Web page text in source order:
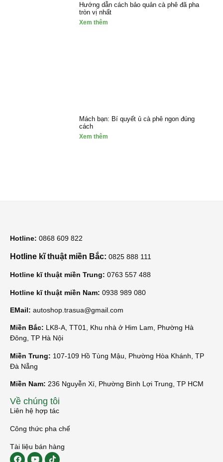
Hướng dẫn cách bảo quản cà phê đã pha
tròn vị nhất
Xem thêm
Mách bạn: Bí quyết ủ cà phê ngon đúng
cách
Xem thêm
Hotline: 0868 609 822
Hotline kĩ thuật miền Bắc: 0825 888 111
Hotline kĩ thuật miền Trung: 0763 557 488
Hotline kĩ thuật miền Nam: 0938 989 080
EMail: autoshop.trasua@gmail.com
Miền Bắc: LK8-A, TT01, Khu nhà ở Him Lam, Phường Hà
Đông, TP Hà Nội
Miền Trung: 107-109 Hồ Tùng Mậu, Phường Hòa Khánh, TP
Đà Nẵng
Miền Nam: 236 Nguyễn Xí, Phường Bình Lợi Trung, TP HCM
Về chúng tôi
Liên hệ hợp tác
Công thức pha chế
Tài liệu bán hàng